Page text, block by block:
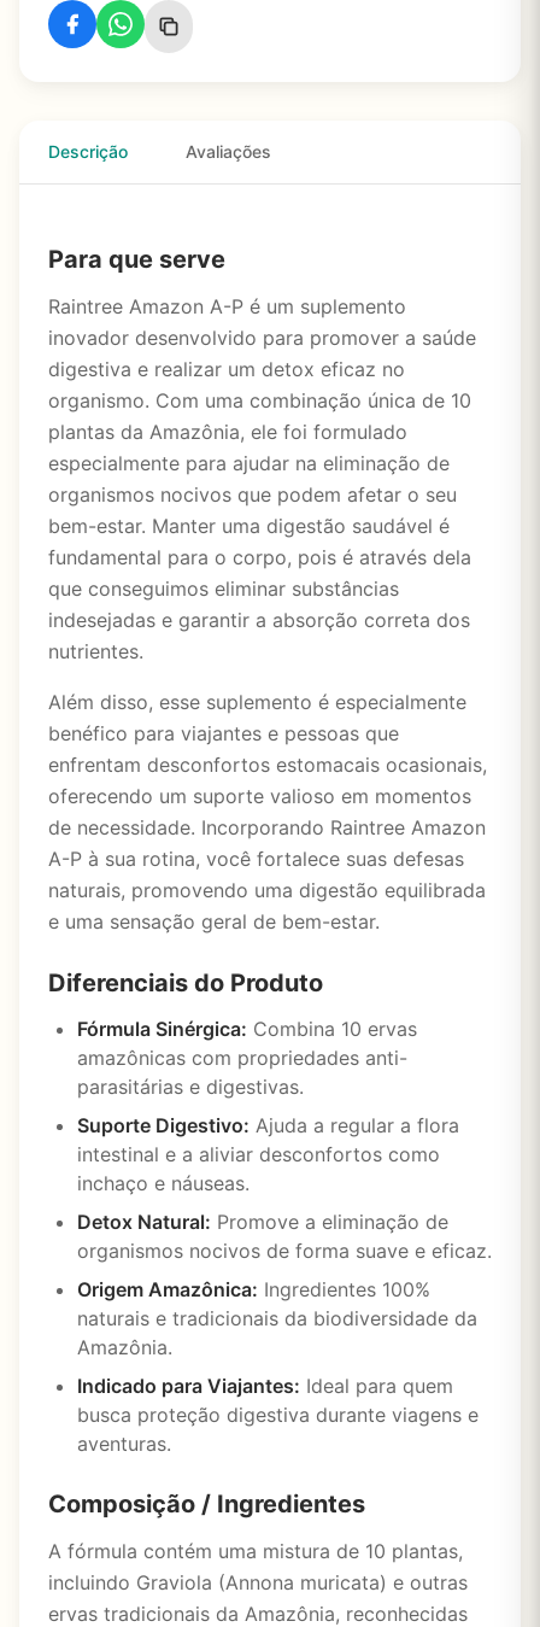
Descrição Avaliações
Para que serve
Raintree Amazon A-P é um suplemento
inovador desenvolvido para promover a saúde
digestiva e realizar um detox eficaz no
organismo. Com uma combinação única de 10
plantas da Amazônia, ele foi formulado
especialmente para ajudar na eliminação de
organismos nocivos que podem afetar o seu
bem-estar. Manter uma digestão saudável é
fundamental para o corpo, pois é através dela
que conseguimos eliminar substâncias
indesejadas e garantir a absorção correta dos
nutrientes.
Além disso, esse suplemento é especialmente
benéfico para viajantes e pessoas que
enfrentam desconfortos estomacais ocasionais,
oferecendo um suporte valioso em momentos
de necessidade. Incorporando Raintree Amazon
A-P à sua rotina, você fortalece suas defesas
naturais, promovendo uma digestão equilibrada
e uma sensação geral de bem-estar.
Diferenciais do Produto
Fórmula Sinérgica: Combina 10 ervas
amazônicas com propriedades anti-
parasitárias e digestivas.
Suporte Digestivo: Ajuda a regular a flora
intestinal e a aliviar desconfortos como
inchaço e náuseas.
Detox Natural: Promove a eliminação de
organismos nocivos de forma suave e eficaz.
Origem Amazônica: Ingredientes 100%
naturais e tradicionais da biodiversidade da
Amazônia.
Indicado para Viajantes: Ideal para quem
busca proteção digestiva durante viagens e
aventuras.
Composição / Ingredientes
A fórmula contém uma mistura de 10 plantas,
incluindo Graviola (Annona muricata) e outras
ervas tradicionais da Amazônia, reconhecidas